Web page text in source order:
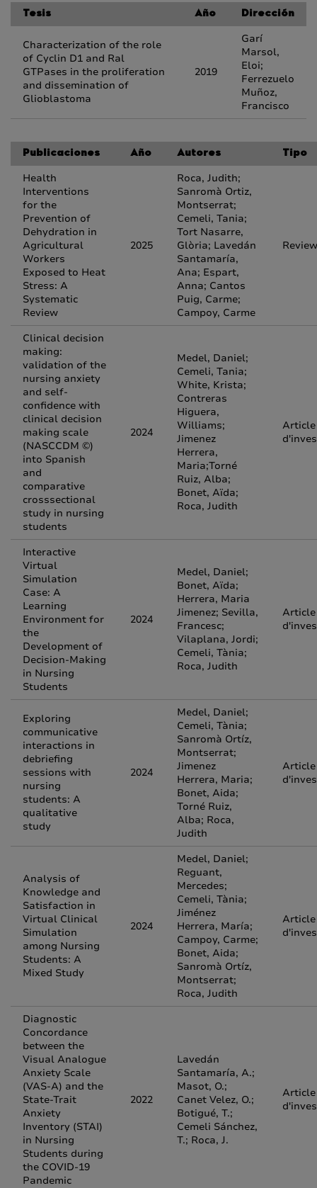
Tesis Año Dirección
Characterization of the role
of Cyclin D1 and Ral
GTPases in the proliferation
and dissemination of
Glioblastoma
2019
Garí
Marsol,
Eloi;
Ferrezuelo
Muñoz,
Francisco
Publicaciones Año Autores Tipo
Health
Interventions
for the
Prevention of
Dehydration in
Agricultural
Workers
Exposed to Heat
Stress: A
Systematic
Review
2025
Roca, Judith;
Sanromà Ortiz,
Montserrat;
Cemeli, Tania;
Tort Nasarre,
Glòria; Lavedán
Santamaría,
Ana; Espart,
Anna; Cantos
Puig, Carme;
Campoy, Carme
Review
Clinical decision
making:
validation of the
nursing anxiety
and self-
confidence with
clinical decision
making scale
(NASCCDM ©)
into Spanish
and
comparative
crosssectional
study in nursing
students
2024
Medel, Daniel;
Cemeli, Tania;
White, Krista;
Contreras
Higuera,
Williams;
Jimenez
Herrera,
Maria;Torné
Ruiz, Alba;
Bonet, Aïda;
Roca, Judith
Article
Interactive
Virtual
Simulation
Case: A
Learning
Environment for
the
Development of
Decision-Making
in Nursing
Students
2024
Medel, Daniel;
Bonet, Aïda;
Herrera, Maria
Jimenez; Sevilla,
Francesc;
Vilaplana, Jordi;
Cemeli, Tània;
Roca, Judith
Article
Exploring
communicative
interactions in
debriefing
sessions with
nursing
students: A
qualitative
study
2024
Medel, Daniel;
Cemeli, Tània;
Sanromà Ortíz,
Montserrat;
Jimenez
Herrera, Maria;
Bonet, Aida;
Torné Ruiz,
Alba; Roca,
Judith
Article
Analysis of
Knowledge and
Satisfaction in
Virtual Clinical
Simulation
among Nursing
Students: A
Mixed Study
2024
Medel, Daniel;
Reguant,
Mercedes;
Cemeli, Tània;
Jiménez
Herrera, María;
Campoy, Carme;
Bonet, Aida;
Sanromà Ortíz,
Montserrat;
Roca, Judith
Article
Diagnostic
Concordance
between the
Visual Analogue
Anxiety Scale
(VAS-A) and the
State-Trait
Anxiety
Inventory (STAI)
in Nursing
Students during
the COVID-19
Pandemic
2022
Lavedán
Santamaría, A.;
Masot, O.;
Canet Velez, O.;
Botigué, T.;
Cemeli Sánchez,
T.; Roca, J.
Article